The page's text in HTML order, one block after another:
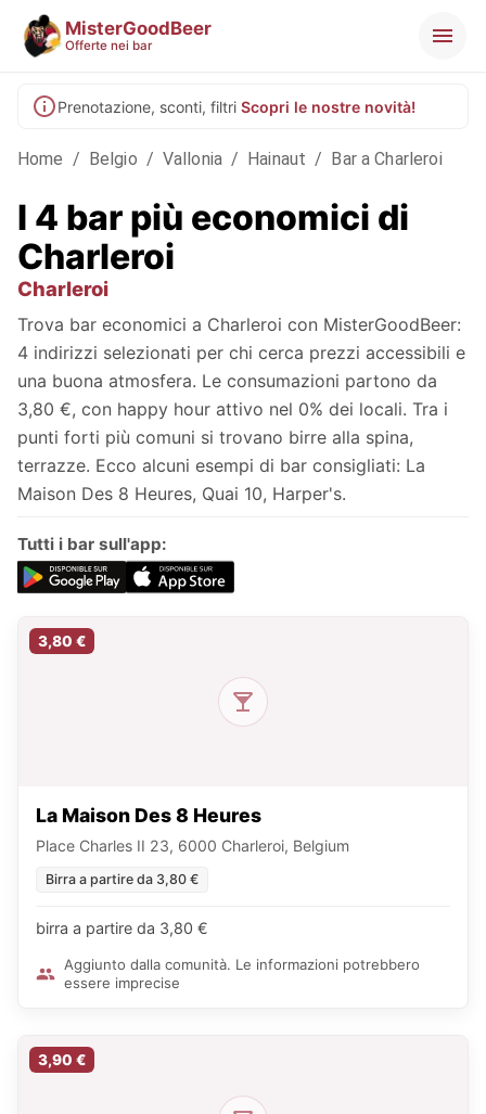
MisterGoodBeer
Offerte nei bar
Prenotazione, sconti, filtri Scopri le nostre novità!
Home / Belgio / Vallonia / Hainaut / Bar a Charleroi
I 4 bar più economici di
Charleroi
Charleroi
Trova bar economici a Charleroi con MisterGoodBeer:
4 indirizzi selezionati per chi cerca prezzi accessibili e
una buona atmosfera. Le consumazioni partono da
3,80 €, con happy hour attivo nel 0% dei locali. Tra i
punti forti più comuni si trovano birre alla spina,
terrazze. Ecco alcuni esempi di bar consigliati: La
Maison Des 8 Heures, Quai 10, Harper's.
Tutti i bar sull'app:
3,80 €
La Maison Des 8 Heures
Place Charles II 23, 6000 Charleroi, Belgium
Birra a partire da 3,80 €
birra a partire da 3,80 €
Aggiunto dalla comunità. Le informazioni potrebbero
essere imprecise
3,90 €